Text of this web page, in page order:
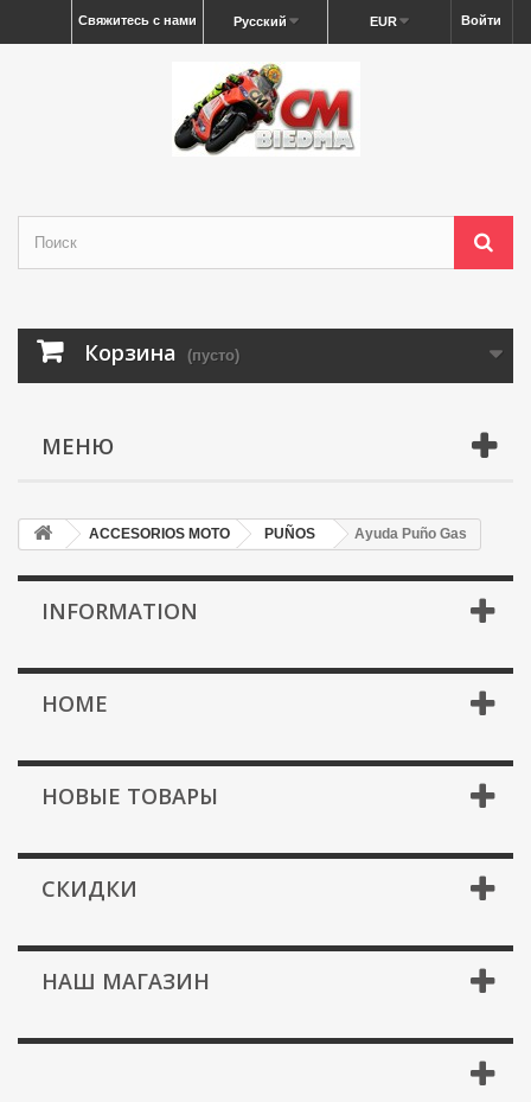
Войти
EUR
Русский
Свяжитесь с нами
Корзина (пусто)
МЕНЮ
ACCESORIOS MOTO PUÑOS Ayuda Puño Gas
INFORMATION
HOME
НОВЫЕ ТОВАРЫ
СКИДКИ
НАШ МАГАЗИН